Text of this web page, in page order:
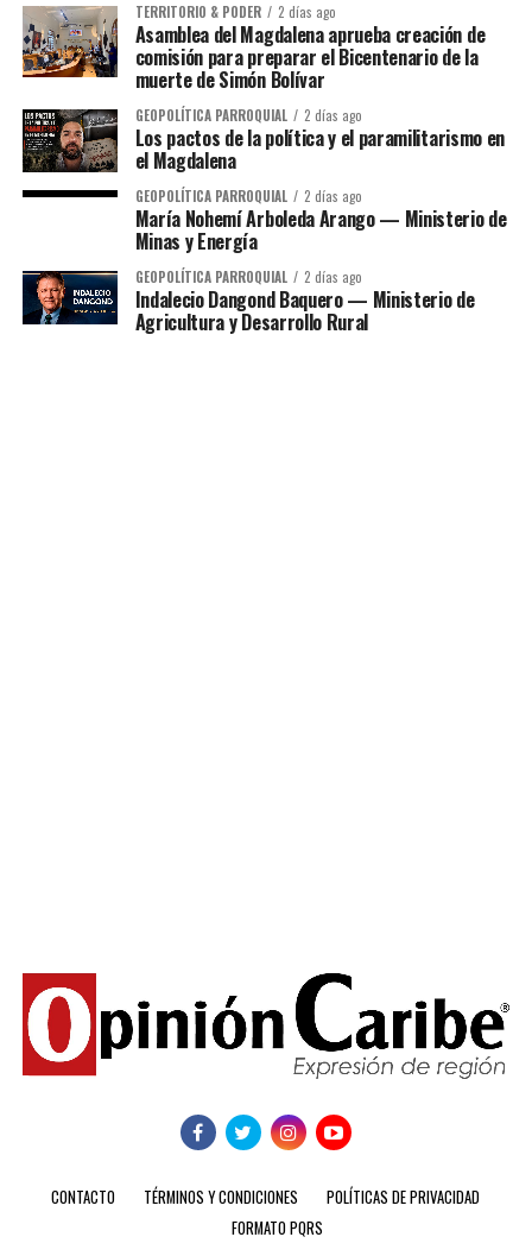
TERRITORIO & PODER 2 días ago
Asamblea del Magdalena aprueba creación de
comisión para preparar el Bicentenario de la
muerte de Simón Bolívar
GEOPOLÍTICA PARROQUIAL 2 días ago
Los pactos de la política y el paramilitarismo en
el Magdalena
GEOPOLÍTICA PARROQUIAL 2 días ago
María Nohemí Arboleda Arango — Ministerio de
Minas y Energía
GEOPOLÍTICA PARROQUIAL 2 días ago
Indalecio Dangond Baquero — Ministerio de
Agricultura y Desarrollo Rural
CONTACTO TÉRMINOS Y CONDICIONES
POLÍTICAS DE PRIVACIDAD
FORMATO PQRS